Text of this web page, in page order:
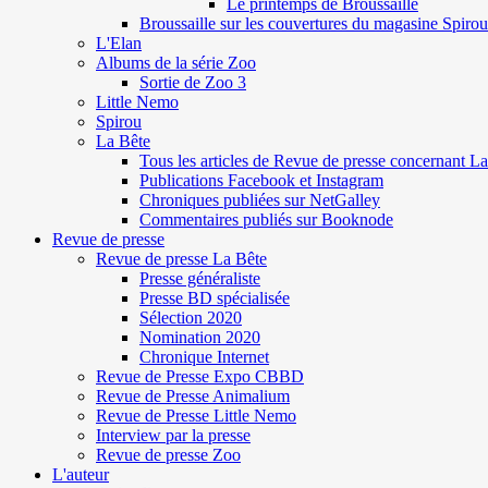
Broussaille sur les couvertures du magasine Spirou
L'Elan
Albums de la série Zoo
Sortie de Zoo 3
Little Nemo
Spirou
La Bête
Tous les articles de Revue de presse concernant
Publications Facebook et Instagram
Chroniques publiées sur NetGalley
Commentaires publiés sur Booknode
Revue de presse
Revue de presse La Bête
Presse généraliste
Presse BD spécialisée
Sélection 2020
Nomination 2020
Chronique Internet
Revue de Presse Expo CBBD
Revue de Presse Animalium
Revue de Presse Little Nemo
Interview par la presse
Revue de presse Zoo
L'auteur